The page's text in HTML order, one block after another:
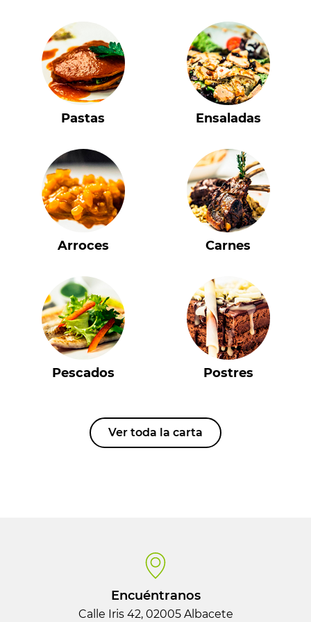
Pastas Ensaladas
Arroces Carnes
Pescados Postres
Ver toda la carta
Encuéntranos
Calle Iris 42, 02005 Albacete